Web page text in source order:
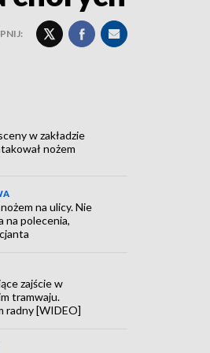
w zakładzie
nożem
na ulicy. Nie
na polecenia,
zajście w
tramwaju.
radny [WIDEO]